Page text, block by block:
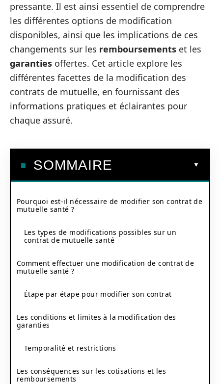
pressante. Il est ainsi essentiel de comprendre
les différentes options de modification
disponibles, ainsi que les implications de ces
changements sur les remboursements et les
garanties offertes. Cet article explore les
différentes facettes de la modification des
contrats de mutuelle, en fournissant des
informations pratiques et éclairantes pour
chaque assuré.
SOMMAIRE
Pourquoi est-il nécessaire de modifier son contrat de
mutuelle santé ?
Les types de modifications possibles sur un
contrat de mutuelle santé
Comment effectuer une modification de contrat de
mutuelle santé ?
Étape par étape pour modifier son contrat
Les conditions et limites à la modification des
garanties
Temporalité et restrictions
Les conséquences sur les cotisations et les
remboursements